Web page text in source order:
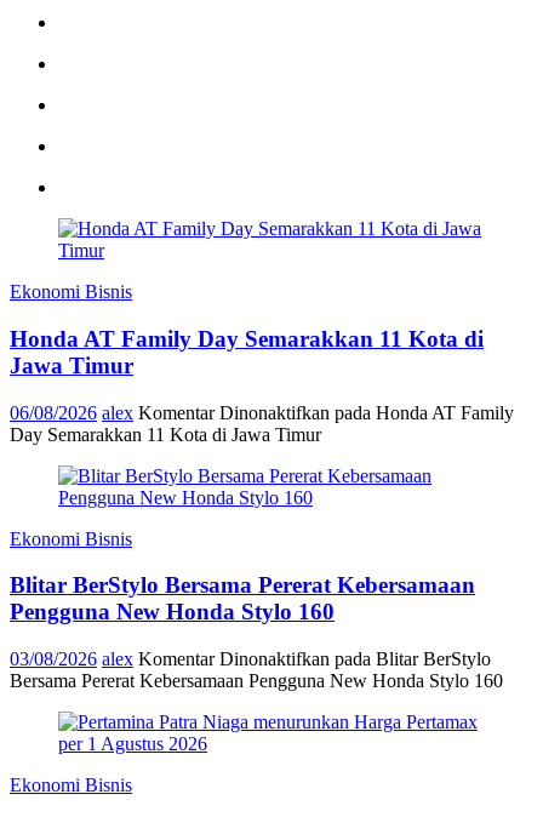
Ekonomi Bisnis
Honda AT Family Day Semarakkan 11 Kota di
Jawa Timur
06/08/2026 alex Komentar Dinonaktifkan pada Honda AT Family
Day Semarakkan 11 Kota di Jawa Timur
Ekonomi Bisnis
Blitar BerStylo Bersama Pererat Kebersamaan
Pengguna New Honda Stylo 160
03/08/2026 alex Komentar Dinonaktifkan pada Blitar BerStylo
Bersama Pererat Kebersamaan Pengguna New Honda Stylo 160
Ekonomi Bisnis